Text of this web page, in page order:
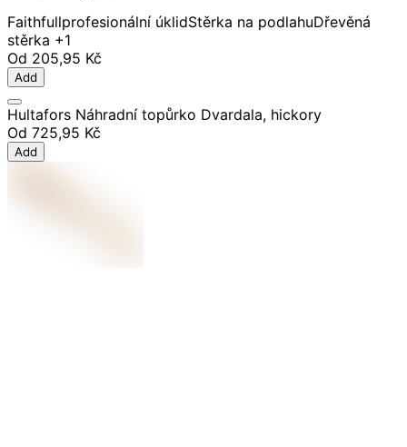
Faithfullprofesionální úklidStěrka na podlahuDřevěná
stěrka +1
Od 205,95 Kč
Add
Hultafors Náhradní topůrko Dvardala, hickory
Od 725,95 Kč
Add